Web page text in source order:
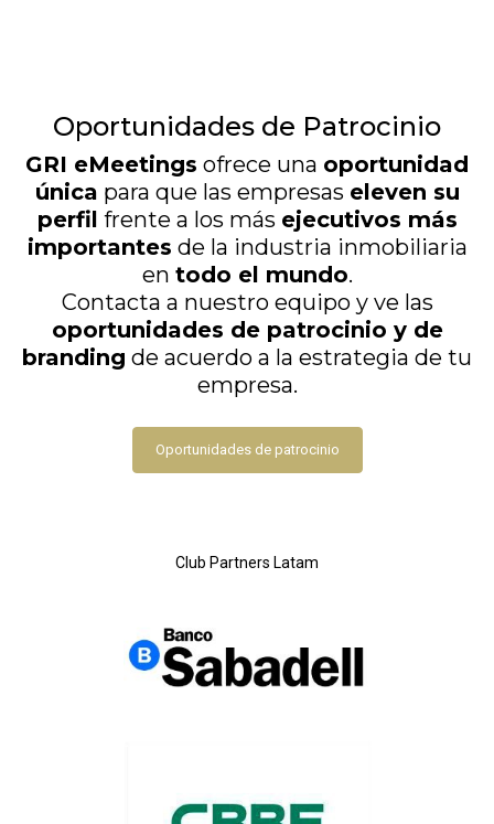
Oportunidades de Patrocinio
GRI eMeetings ofrece una oportunidad
única para que las empresas eleven su
perfil frente a los más ejecutivos más
importantes de la industria inmobiliaria
en todo el mundo.
Contacta a nuestro equipo y ve las
oportunidades de patrocinio y de
branding de acuerdo a la estrategia de tu
empresa.
Oportunidades de patrocinio
Club Partners Latam